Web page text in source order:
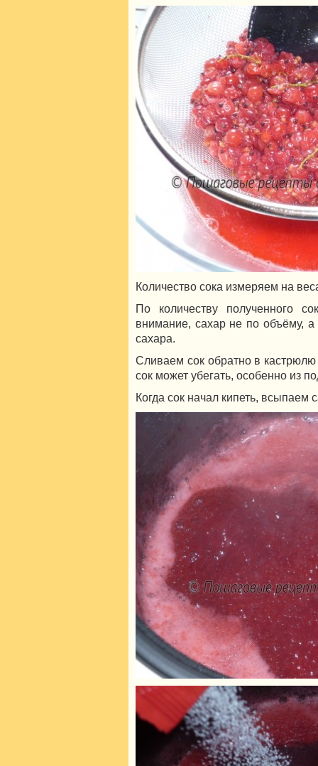
Количество сока измеряем на
По количеству полученного
внимание, сахар не по объёму,
сахара.
Сливаем сок обратно в
сок может убегать, особенно из
Когда сок начал кипеть, всыпаем